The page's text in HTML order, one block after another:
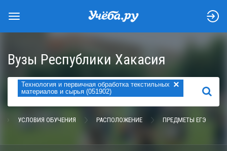
Вузы Республики Хакасия
Технология и первичная обработка текстильных
материалов и сырья (051902)
×
НАЙТИ
УСЛОВИЯ ОБУЧЕНИЯ РАСПОЛОЖЕНИЕ ПРЕДМЕТЫ ЕГЭ